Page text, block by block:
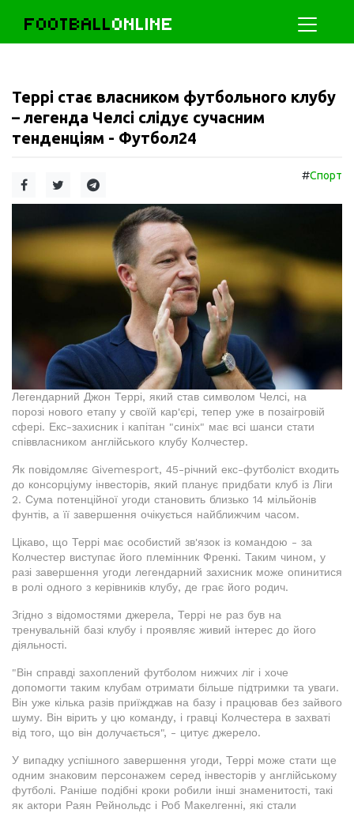
FOOTBALLONLINE
Террі стає власником футбольного клубу
– легенда Челсі слідує сучасним
тенденціям - Футбол24
#Спорт
Легендарний Джон Террі, який став символом Челсі, на
порозі нового етапу у своїй кар'єрі, тепер уже в позаігровій
сфері. Екс-захисник і капітан "синіх" має всі шанси стати
співвласником англійського клубу Колчестер.
Як повідомляє Givemesport, 45-річний екс-футболіст входить
до консорціуму інвесторів, який планує придбати клуб із Ліги
2. Сума потенційної угоди становить близько 14 мільйонів
фунтів, а її завершення очікується найближчим часом.
Цікаво, що Террі має особистий зв'язок із командою - за
Колчестер виступає його племінник Френкі. Таким чином, у
разі завершення угоди легендарний захисник може опинитися
в ролі одного з керівників клубу, де грає його родич.
Згідно з відомостями джерела, Террі не раз був на
тренувальній базі клубу і проявляє живий інтерес до його
діяльності.
"Він справді захоплений футболом нижчих ліг і хоче
допомогти таким клубам отримати більше підтримки та уваги.
Він уже кілька разів приїжджав на базу і працював без зайвого
шуму. Він вірить у цю команду, і гравці Колчестера в захваті
від того, що він долучається", - цитує джерело.
У випадку успішного завершення угоди, Террі може стати ще
одним знаковим персонажем серед інвесторів у англійському
футболі. Раніше подібні кроки робили інші знаменитості, такі
як актори Раян Рейнольдс і Роб Макелгенні, які стали